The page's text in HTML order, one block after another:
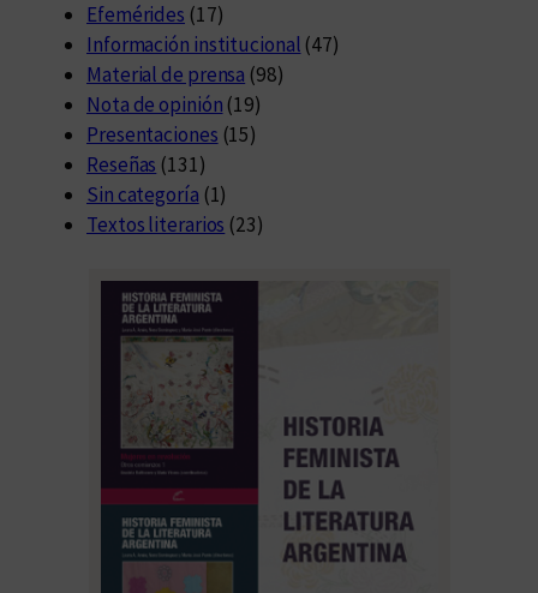
Efemérides (17)
Información institucional (47)
Material de prensa (98)
Nota de opinión (19)
Presentaciones (15)
Reseñas (131)
Sin categoría (1)
Textos literarios (23)